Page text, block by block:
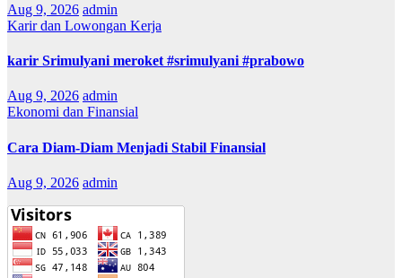
Aug 9, 2026 admin
Karir dan Lowongan Kerja
karir Srimulyani meroket #srimulyani #prabowo
Aug 9, 2026 admin
Ekonomi dan Finansial
Cara Diam-Diam Menjadi Stabil Finansial
Aug 9, 2026 admin